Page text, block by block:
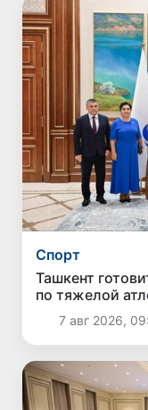
Спорт
Ташкент
по тяжелой
7 авг 2026,